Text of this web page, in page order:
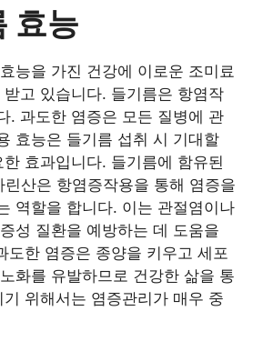
효능
능을 가진 건강에 이로운 조미료
받고 있습니다. 들기름은 항염작
. 과도한 염증은 모든 질병에 관
효능은 들기름 섭취 시 기대할
효과입니다. 들기름에 함유된
산은 항염증작용을 통해 염증을
역할을 합니다. 이는 관절염이나
성 질환을 예방하는 데 도움을
도한 염증은 종양을 키우고 세포
화를 유발하므로 건강한 삶을 통
위해서는 염증관리가 매우 중